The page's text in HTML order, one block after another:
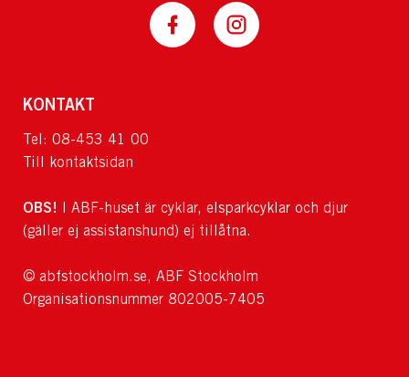
KONTAKT
Tel: 08-453 41 00
Till kontaktsidan
OBS!
I ABF-huset är cyklar, elsparkcyklar och djur
(gäller ej assistanshund) ej tillåtna.
© abfstockholm.se, ABF Stockholm
Organisationsnummer 802005-7405